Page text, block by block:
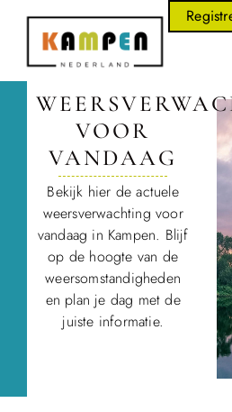
VOOR
VANDAAG
Bekijk hier de actuele
weersverwachting voor
vandaag in Kampen. Blijf
op de hoogte van de
weersomstandigheden
en plan je dag met de
juiste informatie.